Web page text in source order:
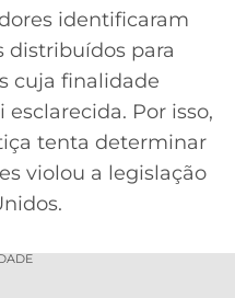
identificaram
distribuídos para
cuja finalidade
Por isso,
tenta determinar
violou a legislação